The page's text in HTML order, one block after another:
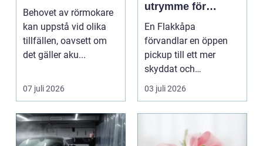
Behovet av rörmokare
kan uppstå vid olika
tillfällen, oavsett om
det gäller aku...
07 juli 2026
utrymme för
pickup
En Flakkåpa
förvandlar en öppen
pickup till ett mer
skyddat och
användbart fordon.
Lasten hamnar tor...
03 juli 2026